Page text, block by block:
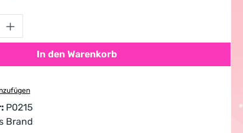
Gib den gewünschten Wert
In den Warenkorb
P0215
Brand